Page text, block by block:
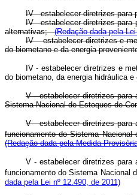
IV - estabelecer diretrizes para
IV - estabelecer diretrizes para
alternativas;(Redação dada pela
IV – estabelecer diretrizes e
do biometano e da energia
IV - estabelecer diretrizes e
do biometano, da energia hidráulica
V - estabelecer diretrizes para
Sistema Nacional de Estoques de
V - estabelecer diretrizes para
funcionamento do Sistema
(Redação dada pela Medida
V - estabelecer diretrizes para
funcionamento do Sistema Nacional
dada pela Lei nº 12.490, de 2011)